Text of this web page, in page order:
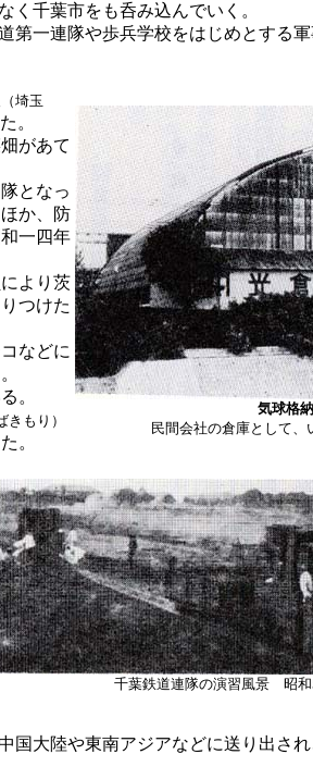
千葉市をも呑み込んでいく。
一連隊や歩兵学校をはじめとする
（埼玉
。
があて
となっ
か、防
一四年
より茨
つけた
などに
。
きもり）
。
気球格
民間会社の倉庫として、
千葉鉄道連隊の演習風景 昭和
大陸や東南アジアなどに送り出さ